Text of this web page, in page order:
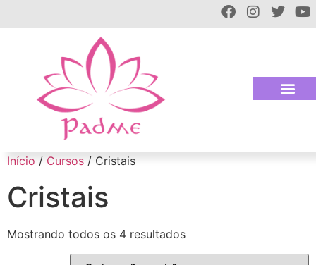
Início / Cursos / Cristais
Cristais
Mostrando todos os 4 resultados